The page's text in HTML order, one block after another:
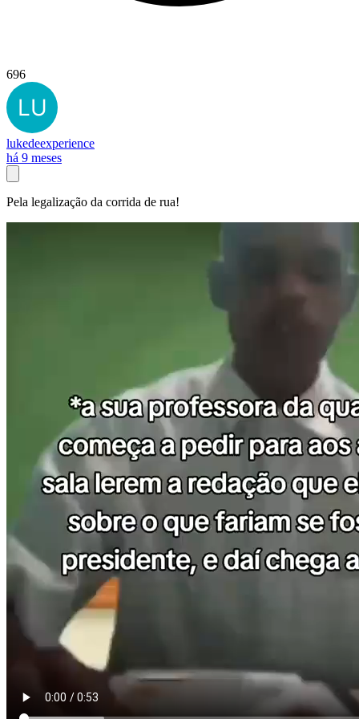
696
lukedeexperience
há 9 meses
Pela legalização da corrida de rua!